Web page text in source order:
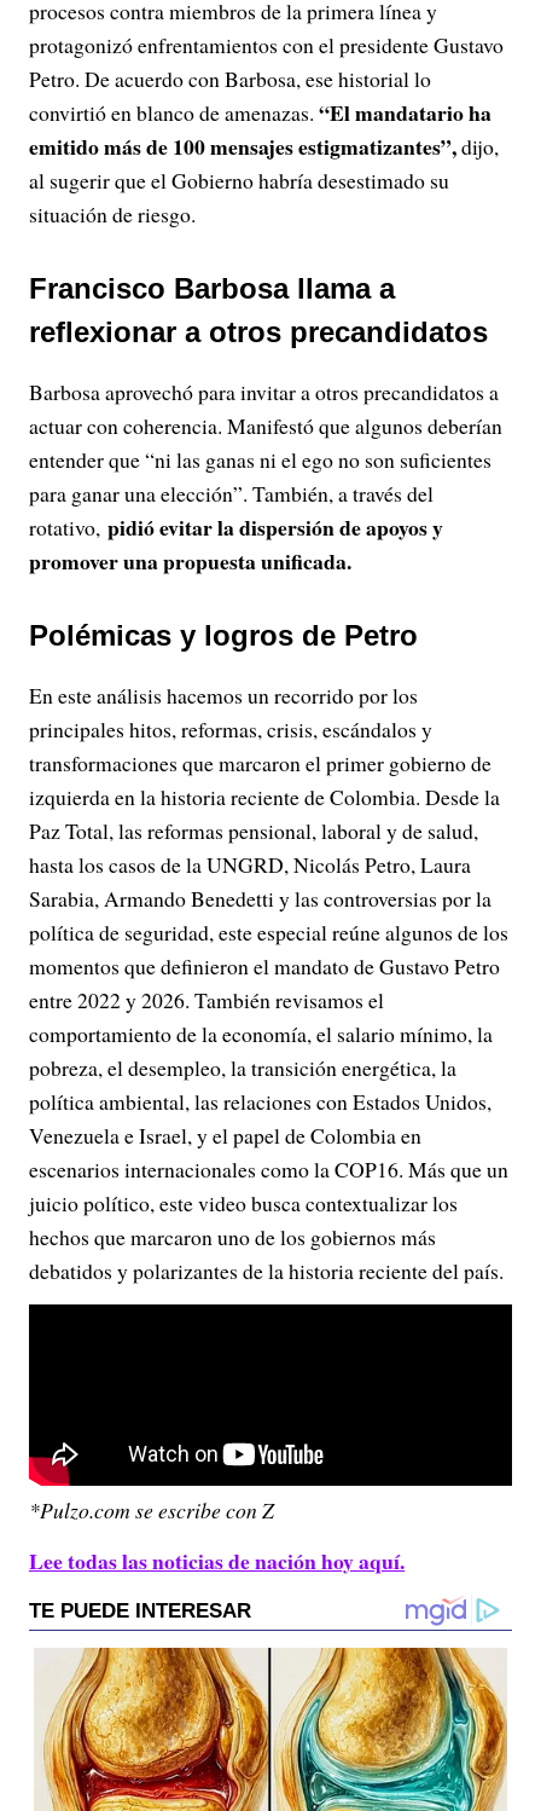
y
V
i
d
o
procesos contra miembros de la primera línea y
protagonizó enfrentamientos con el presidente Gustavo
Petro. De acuerdo con Barbosa, ese historial lo
convirtió en blanco de amenazas. “El mandatario ha
emitido más de 100 mensajes estigmatizantes”,dijo,
al sugerir que el Gobierno habría desestimado su
situación de riesgo.
Francisco Barbosa llama a
reflexionar a otros precandidatos
Barbosa aprovechó para invitar a otros precandidatos a
actuar con coherencia. Manifestó que algunos deberían
entender que “ni las ganas ni el ego no son suficientes
para ganar una elección”. También, a través del
rotativo, pidió evitar la dispersión de apoyos y
promover una propuesta unificada.
Polémicas y logros de Petro
En este análisis hacemos un recorrido por los
principales hitos, reformas, crisis, escándalos y
transformaciones que marcaron el primer gobierno de
izquierda en la historia reciente de Colombia. Desde la
Paz Total, las reformas pensional, laboral y de salud,
hasta los casos de la UNGRD, Nicolás Petro, Laura
Sarabia, Armando Benedetti y las controversias por la
política de seguridad, este especial reúne algunos de los
momentos que definieron el mandato de Gustavo Petro
entre 2022 y 2026. También revisamos el
comportamiento de la economía, el salario mínimo, la
pobreza, el desempleo, la transición energética, la
política ambiental, las relaciones con Estados Unidos,
Venezuela e Israel, y el papel de Colombia en
escenarios internacionales como la COP16. Más que un
juicio político, este video busca contextualizar los
hechos que marcaron uno de los gobiernos más
debatidos y polarizantes de la historia reciente del país.
*Pulzo.com se escribe con Z
Lee todas las noticias de nación hoy aquí.